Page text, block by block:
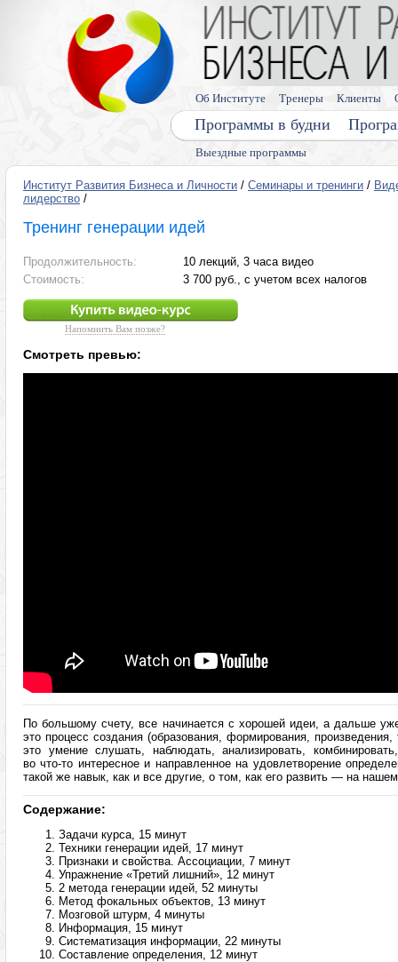
Выездные программы
Программы в будни
Об Институте Тренеры Клиенты
Институт Развития Бизнеса и Личности / Семинары и тренинги /
лидерство /
Тренинг генерации идей
Продолжительность:
10 лекций, 3 часа видео
Стоимость:
3 700 руб., с учетом всех налогов
Напомнить Вам позже?
Смотреть превью:
По большому счету, все начинается с хорошей идеи, а дальше
это процесс создания (образования, формирования,
это умение слушать, наблюдать, анализировать,
во что-то интересное и направленное на удовлетворение
такой же навык, как и все другие, о том, как его развить — на нашем
Содержание:
Задачи курса, 15 минут
Техники генерации идей, 17 минут
Признаки и свойства. Ассоциации, 7 минут
Упражнение «Третий лишний», 12 минут
2 метода генерации идей, 52 минуты
Метод фокальных объектов, 13 минут
Мозговой штурм, 4 минуты
Информация, 15 минут
Систематизация информации, 22 минуты
Составление определения, 12 минут